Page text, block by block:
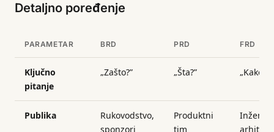
Detaljno poređenje
PARAMETAR BRD PRD FRD
Ključno
pitanje
„Zašto?” „Šta?” „Kako?”
Publika
Rukovodstvo,
sponzori
Produktni
tim